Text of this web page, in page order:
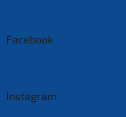
Facebook
Instagram